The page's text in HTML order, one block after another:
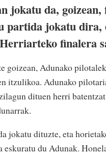
jokatu da,
partida jokatu
finalera
goizean, Adunako
itzulikoa. Adunako
dituen herri
jokatu dituzte, eta
du Adunak.